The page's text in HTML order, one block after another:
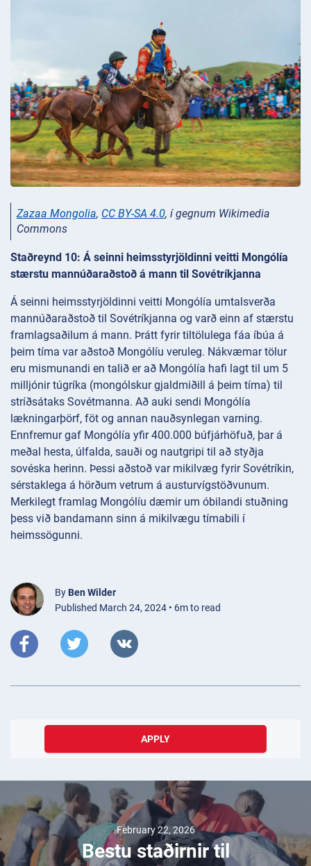
Zazaa Mongolia, CC BY-SA 4.0, í gegnum Wikimedia
Commons
Staðreynd 10: Á seinni heimsstyrjöldinni veitti Mongólía
stærstu mannúðaraðstoð á mann til Sovétríkjanna
Á seinni heimsstyrjöldinni veitti Mongólía umtalsverða
mannúðaraðstoð til Sovétríkjanna og varð einn af stærstu
framlagsaðilum á mann. Þrátt fyrir tiltölulega fáa íbúa á
þeim tíma var aðstoð Mongólíu veruleg. Nákvæmar tölur
eru mismunandi en talið er að Mongólía hafi lagt til um 5
milljónir túgríka (mongólskur gjaldmiðill á þeim tíma) til
stríðsátaks Sovétmanna. Að auki sendi Mongólía
lækningarþörf, föt og annan nauðsynlegan varning.
Ennfremur gaf Mongólía yfir 400.000 búfjárhöfuð, þar á
meðal hesta, úlfalda, sauði og nautgripi til að styðja
sovéska herinn. Þessi aðstoð var mikilvæg fyrir Sovétríkin,
sérstaklega á hörðum vetrum á austurvígstöðvunum.
Merkilegt framlag Mongólíu dæmir um óbilandi stuðning
þess við bandamann sinn á mikilvægu tímabili í
heimssögunni.
By Ben Wilder
Published March 24, 2024 • 6m to read
APPLY
February 22, 2026
Bestu staðirnir til